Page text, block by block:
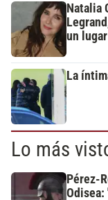
Natalia
un
La
Lo más
Pérez-